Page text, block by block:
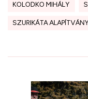
KOLODKO MIHÁLY
SZURIKÁTA